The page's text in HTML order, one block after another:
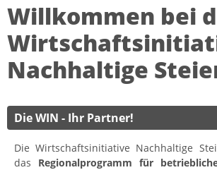
Willkommen bei
Nachhaltige
Die WIN - Ihr Partner!
Die Wirtschaftsinitiative Nachhaltige
das Regionalprogramm für